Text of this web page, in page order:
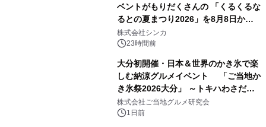
ベントがもりだくさんの 「くるくるな
るとの夏まつり2026」を8月8日から9
日間開催 ～夏限定メニューや大抽選
会、大学芋スティックの振る舞いも～
株式会社シンカ
23時間前
大分初開催・日本＆世界のかき氷で楽
しむ納涼グルメイベント 「ご当地か
き氷祭2026大分」 ～トキハわさだタ
ウンで8月21日～31日まで11日間限定
開催～
株式会社ご当地グルメ研究会
1日前